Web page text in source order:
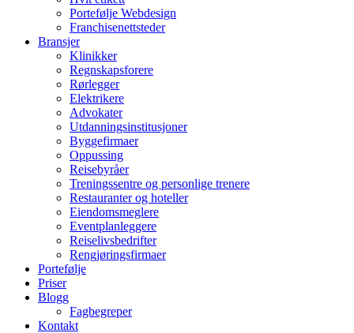
Portefølje Webdesign
Franchisenettsteder
Bransjer
Klinikker
Regnskapsforere
Rørlegger
Elektrikere
Advokater
Utdanningsinstitusjoner
Byggefirmaer
Oppussing
Reisebyråer
Treningssentre og personlige trenere
Restauranter og hoteller
Eiendomsmeglere
Eventplanleggere
Reiselivsbedrifter
Rengjøringsfirmaer
Portefølje
Priser
Blogg
Fagbegreper
Kontakt